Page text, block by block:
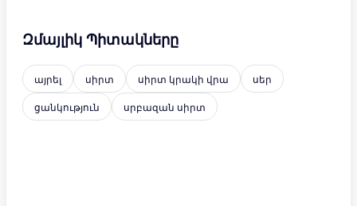
Զմայլիկ Պիտակները
այրել սիրտ սիրտ կրակի վրա սեր
ցանկություն սրբազան սիրտ